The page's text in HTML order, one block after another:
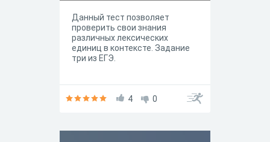
Данный тест позволяет
проверить свои знания
различных лексических
единиц в контексте. Задание
три из ЕГЭ.
4 0